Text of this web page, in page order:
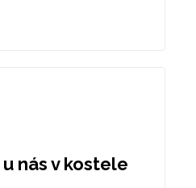
nás v kostele